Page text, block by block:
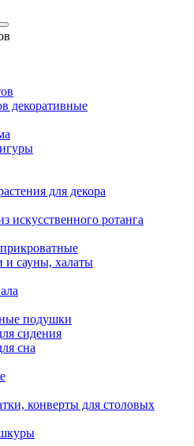
декоративные
для декора
искусственного ротанга
и сауны, халаты
подушки
сидения
сна
конверты для столовых